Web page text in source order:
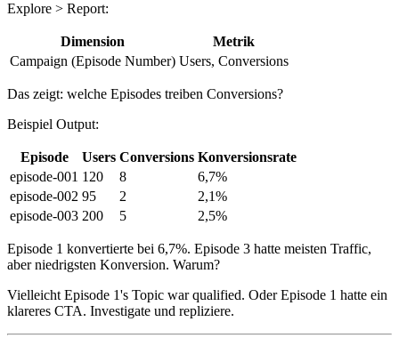
Explore > Report:
Dimension
Metrik
Campaign (Episode Number) Users, Conversions
Das zeigt: welche Episodes treiben Conversions?
Beispiel Output:
Episode Users Conversions Konversionsrate
episode-001 120 8
6,7%
episode-002 95 2
2,1%
episode-003 200 5 2,5%
Episode 1 konvertierte bei 6,7%. Episode 3 hatte meisten Traffic,
aber niedrigsten Konversion. Warum?
Vielleicht Episode 1's Topic war qualified. Oder Episode 1 hatte ein
klareres CTA. Investigate und repliziere.